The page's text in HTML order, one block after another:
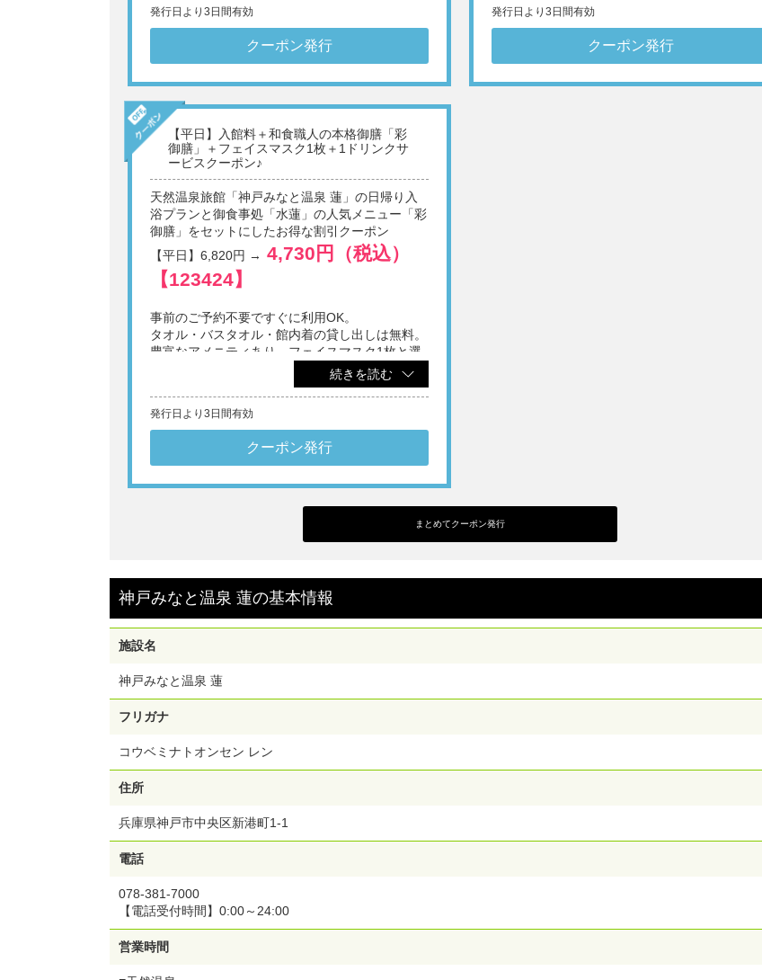
※18:00以降、うきわの持ち込みをご遠慮いただいており
※予告なく時間の変更ならびに入場を制限する場合がご
※雨天や強風など天気の急変により、予告なく屋外温水
プールおよびプールサイドバーの営業を休止する場合が
※プールシートは一部有料です。
※他券・他プラン併用不可。
※日帰りでの施設利用は12歳以上。
※表示料金に別途入湯税(75円/人)を申し受けます。
※メンテナンスやイベントなどにより、一部施設をご利
用いただけない場合があります。
発行日より3日間有効
クーポン発行
【平日】入館料＋和食職人の本格御膳「彩
御膳」＋フェイスマスク1枚＋1ドリンクサ
ービスクーポン♪
天然温泉旅館「神戸みなと温泉 蓮」の日帰り入
浴プランと御食事処「水蓮」の人気メニュー「彩
御膳」をセットにしたお得な割引クーポン
【平日】6,820円 → 4,730円（税込）
【123424】
事前のご予約不要ですぐに利用OK。
タオル・バスタオル・館内着の貸し出しは無料。
豊富なアメニティあり。フェイスマスク1枚と選
※他券・他プラン併用不可。
※日帰りでの施設利用は12歳以上。
※表示料金に別途入湯税(75円/人)を申し受けます。
※メンテナンスやイベントなどにより、一部施設をご利
用いただけない場合があります。
続きを読む
発行日より3日間有効
クーポン発行
※他券・他プラン併用不可。
※日帰りでの施設利用は12歳以上。
※表示料金に別途入湯税(75円/人)を申し受けます。
※メンテナンスやイベントなどにより、一部施設をご利
発行日より3日間有効
クーポン発行
まとめてクーポン発行
神戸みなと温泉 蓮の基本情報
施設名
神戸みなと温泉 蓮
フリガナ
コウベミナトオンセン レン
住所
兵庫県神戸市中央区新港町1-1
電話
078-381-7000
【電話受付時間】0:00～24:00
営業時間